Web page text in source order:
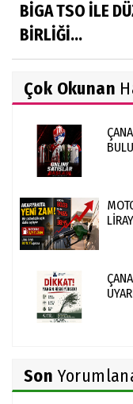
BİGA TSO İLE
BİRLİĞİ...
Çok Okunan
Son